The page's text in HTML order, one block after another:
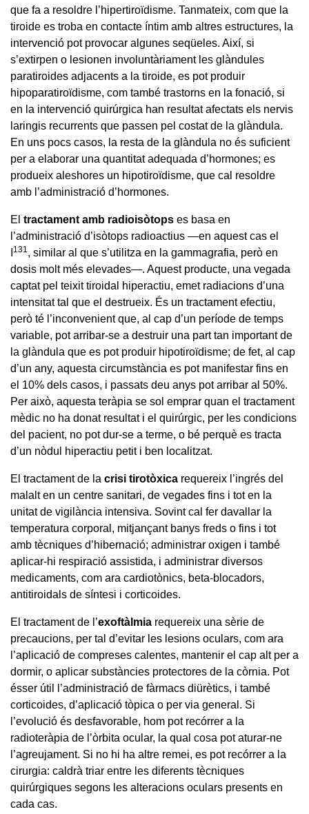
que fa a resoldre l’hipertiroïdisme. Tanmateix, com que la
tiroide es troba en contacte íntim amb altres estructures, la
intervenció pot provocar algunes seqüeles. Així, si
s’extirpen o lesionen involuntàriament les glàndules
paratiroides adjacents a la tiroide, es pot produir
hipoparatiroïdisme, com també trastorns en la fonació, si
en la intervenció quirúrgica han resultat afectats els nervis
laringis recurrents que passen pel costat de la glàndula.
En uns pocs casos, la resta de la glàndula no és suficient
per a elaborar una quantitat adequada d’hormones; es
produeix aleshores un hipotiroïdisme, que cal resoldre
amb l’administració d’hormones.
El tractament amb radioisòtops es basa en
l’administració d’isòtops radioactius —en aquest cas el
131 , similar al que s’utilitza en la gammagrafia, però en
dosis molt més elevades—. Aquest producte, una vegada
captat pel teixit tiroidal hiperactiu, emet radiacions d’una
intensitat tal que el destrueix. És un tractament efectiu,
però té l’inconvenient que, al cap d’un període de temps
variable, pot arribar-se a destruir una part tan important de
la glàndula que es pot produir hipotiroïdisme; de fet, al cap
d’un any, aquesta circumstància es pot manifestar fins en
el 10% dels casos, i passats deu anys pot arribar al 50%.
Per això, aquesta teràpia se sol emprar quan el tractament
mèdic no ha donat resultat i el quirúrgic, per les condicions
del pacient, no pot dur-se a terme, o bé perquè es tracta
d’un nòdul hiperactiu petit i ben localitzat.
El tractament de la crisi tirotòxica requereix l’ingrés del
malalt en un centre sanitari, de vegades fins i tot en la
unitat de vigilància intensiva. Sovint cal fer davallar la
temperatura corporal, mitjançant banys freds o fins i tot
amb tècniques d’hibernació; administrar oxigen i també
aplicar-hi respiració assistida, i administrar diversos
medicaments, com ara cardiotònics, beta-blocadors,
antitiroidals de síntesi i corticoides.
El tractament de l’exoftàlmia requereix una sèrie de
precaucions, per tal d’evitar les lesions oculars, com ara
l’aplicació de compreses calentes, mantenir el cap alt per a
dormir, o aplicar substàncies protectores de la còrnia. Pot
ésser útil l’administració de fàrmacs diürètics, i també
corticoides, d’aplicació tòpica o per via general. Si
l’evolució és desfavorable, hom pot recórrer a la
radioteràpia de l’òrbita ocular, la qual cosa pot aturar-ne
l’agreujament. Si no hi ha altre remei, es pot recórrer a la
cirurgia: caldrà triar entre les diferents tècniques
quirúrgiques segons les alteracions oculars presents en
cada cas.